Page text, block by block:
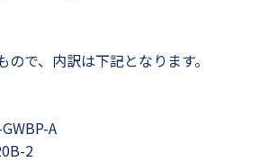
で、内訳は下記となります。
A
2